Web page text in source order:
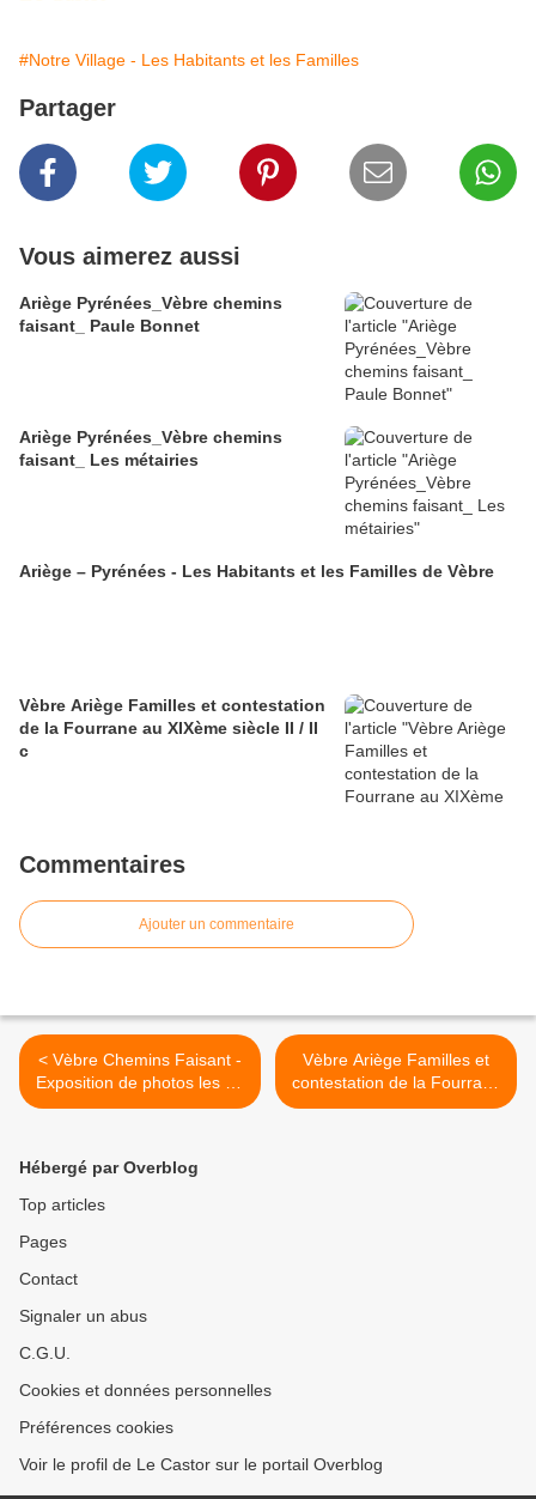
#Notre Village - Les Habitants et les Familles
Partager
Vous aimerez aussi
Ariège Pyrénées_Vèbre chemins
faisant_ Paule Bonnet
Ariège Pyrénées_Vèbre chemins
faisant_ Les métairies
Ariège – Pyrénées - Les Habitants et les Familles de Vèbre
Vèbre Ariège Familles et contestation
de la Fourrane au XIXème siècle II / II
c
Commentaires
Ajouter un commentaire
< Vèbre Chemins Faisant -
Exposition de photos les 13
et 14 novembre 2010 et
Vèbre Ariège Familles et
contestation de la Fourrane
au XIXème siècle II / II c >
Hébergé par Overblog
Top articles
Pages
Contact
Signaler un abus
C.G.U.
Cookies et données personnelles
Préférences cookies
Voir le profil de Le Castor sur le portail Overblog